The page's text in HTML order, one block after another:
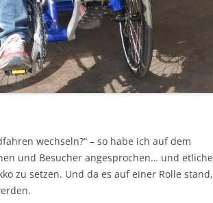
wechseln?“ – so habe ich auf dem
und Besucher angesprochen… und etliche
zu setzen. Und da es auf einer Rolle stand,